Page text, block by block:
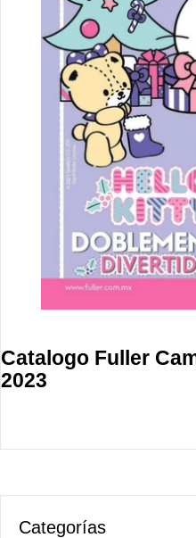
Catalogo Fuller
2023
Categorías